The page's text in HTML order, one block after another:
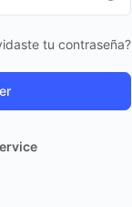
tu contraseña?